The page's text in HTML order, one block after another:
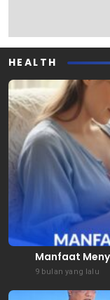
HEALTH
Manfaat
9 bulan yang lalu